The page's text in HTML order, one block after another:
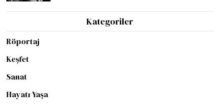
Kategoriler
Röportaj
Keşfet
Sanat
Hayatı Yaşa